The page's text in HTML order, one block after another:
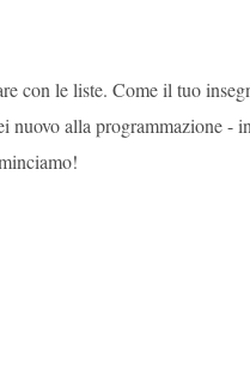
con le liste. Come il tuo
nuovo alla programmazione -